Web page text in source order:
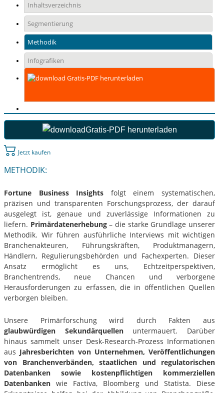
Inhaltsverzeichnis
Segmentierung
Methodik
Infografiken
Gratis-PDF herunterladen
Gratis-PDF herunterladen
Jetzt kaufen
METHODIK:
Fortune Business Insights folgt einem systematischen,
präzisen und transparenten Forschungsprozess, der darauf
ausgelegt ist, genaue und zuverlässige Informationen zu
liefern. Primärdatenerhebung– die starke Grundlage unserer
Methodik. Wir führen ausführliche Interviews mit wichtigen
Branchenakteuren, Führungskräften, Produktmanagern,
Händlern, Regulierungsbehörden und Fachexperten. Dieser
Ansatz ermöglicht es uns, Echtzeitperspektiven,
Branchentrends, neue Chancen und verborgene
Herausforderungen zu erfassen, die in öffentlichen Quellen
verborgen bleiben.
Unsere Primärforschung wird durch Fakten aus
glaubwürdigen Sekundärquellenuntermauert. Darüber
hinaus sammelt unser Desk-Research-Prozess Informationen
aus Jahresberichten von Unternehmen, Veröffentlichungen
von Branchenverbänden, staatlichen und regulatorischen
Datenbanken sowie kostenpflichtigen kommerziellen
Datenbanken wie Factiva, Bloomberg und Statista. Diese